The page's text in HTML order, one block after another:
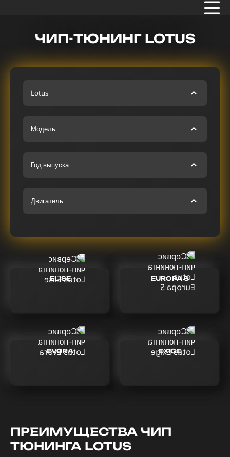
ЧИП-ТЮНИНГ LOTUS
Lotus
Модель
Год выпуска
Двигатель
ELISE EUROPA S
EVORA EXIGE
ПРЕИМУЩЕСТВА ЧИП
ТЮНИНГА LOTUS